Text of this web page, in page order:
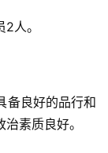
人。
备良好的品行和
素质良好。